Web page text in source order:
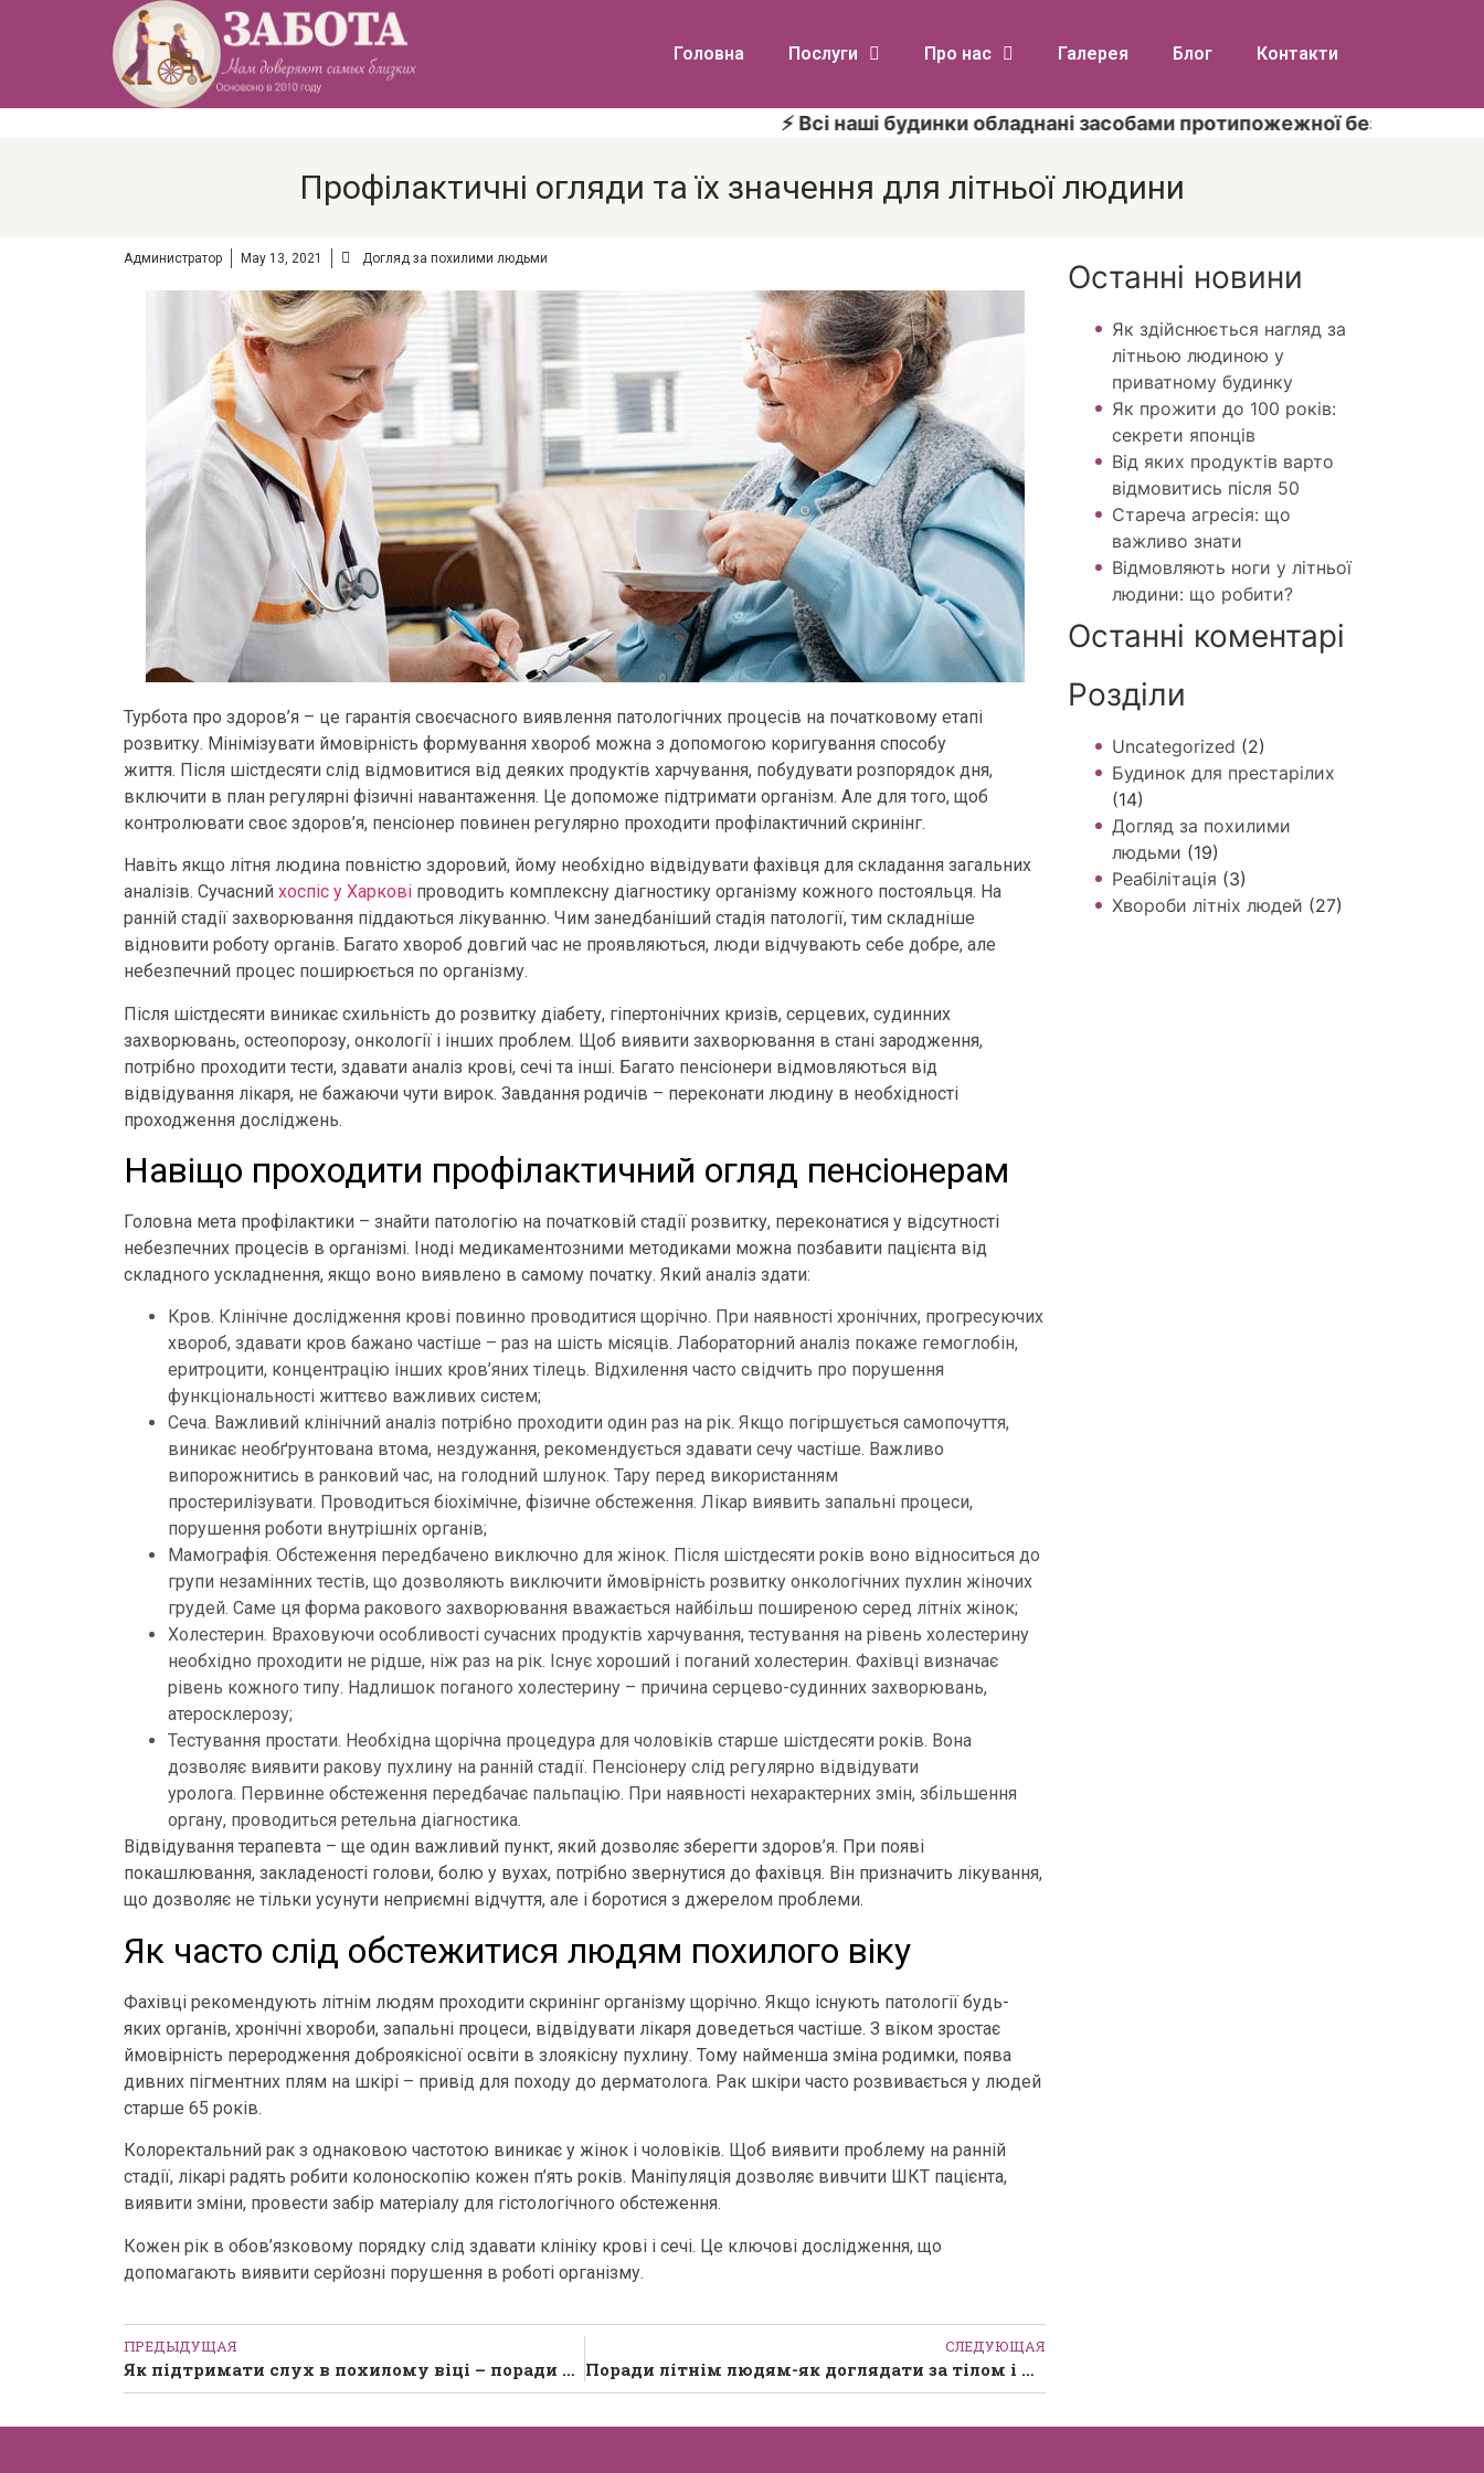
Головна Послуги Про нас Галерея Блог Контакти
⚡ Всі наші будинки обладнані засобами протипожежної безпеки згідно з
Профілактичні огляди та їх значення для літньої людини
Администратор May 13, 2021 Догляд за похилими людьми
Турбота про здоров’я – це гарантія своєчасного виявлення патологічних процесів на початковому етапі
розвитку. Мінімізувати ймовірність формування хвороб можна з допомогою коригування способу
життя. Після шістдесяти слід відмовитися від деяких продуктів харчування, побудувати розпорядок дня,
включити в план регулярні фізичні навантаження. Це допоможе підтримати організм. Але для того, щоб
контролювати своє здоров’я, пенсіонер повинен регулярно проходити профілактичний скринінг.
Навіть якщо літня людина повністю здоровий, йому необхідно відвідувати фахівця для складання загальних
аналізів. Сучасний хоспіс у Харкові проводить комплексну діагностику організму кожного постояльця. На
ранній стадії захворювання піддаються лікуванню. Чим занедбаніший стадія патології, тим складніше
відновити роботу органів. Багато хвороб довгий час не проявляються, люди відчувають себе добре, але
небезпечний процес поширюється по організму.
Після шістдесяти виникає схильність до розвитку діабету, гіпертонічних кризів, серцевих, судинних
захворювань, остеопорозу, онкології і інших проблем. Щоб виявити захворювання в стані зародження,
потрібно проходити тести, здавати аналіз крові, сечі та інші. Багато пенсіонери відмовляються від
відвідування лікаря, не бажаючи чути вирок. Завдання родичів – переконати людину в необхідності
проходження досліджень.
Навіщо проходити профілактичний огляд пенсіонерам
Головна мета профілактики – знайти патологію на початковій стадії розвитку, переконатися у відсутності
небезпечних процесів в організмі. Іноді медикаментозними методиками можна позбавити пацієнта від
складного ускладнення, якщо воно виявлено в самому початку. Який аналіз здати:
Кров. Клінічне дослідження крові повинно проводитися щорічно. При наявності хронічних, прогресуючих
хвороб, здавати кров бажано частіше – раз на шість місяців. Лабораторний аналіз покаже гемоглобін,
еритроцити, концентрацію інших кров’яних тілець. Відхилення часто свідчить про порушення
функціональності життєво важливих систем;
Сеча. Важливий клінічний аналіз потрібно проходити один раз на рік. Якщо погіршується самопочуття,
виникає необґрунтована втома, нездужання, рекомендується здавати сечу частіше. Важливо
випорожнитись в ранковий час, на голодний шлунок. Тару перед використанням
простерилізувати. Проводиться біохімічне, фізичне обстеження. Лікар виявить запальні процеси,
порушення роботи внутрішніх органів;
Мамографія. Обстеження передбачено виключно для жінок. Після шістдесяти років воно відноситься до
групи незамінних тестів, що дозволяють виключити ймовірність розвитку онкологічних пухлин жіночих
грудей. Саме ця форма ракового захворювання вважається найбільш поширеною серед літніх жінок;
Холестерин. Враховуючи особливості сучасних продуктів харчування, тестування на рівень холестерину
необхідно проходити не рідше, ніж раз на рік. Існує хороший і поганий холестерин. Фахівці визначає
рівень кожного типу. Надлишок поганого холестерину – причина серцево-судинних захворювань,
атеросклерозу;
Тестування простати. Необхідна щорічна процедура для чоловіків старше шістдесяти років. Вона
дозволяє виявити ракову пухлину на ранній стадії. Пенсіонеру слід регулярно відвідувати
уролога. Первинне обстеження передбачає пальпацію. При наявності нехарактерних змін, збільшення
органу, проводиться ретельна діагностика.
Відвідування терапевта – ще один важливий пункт, який дозволяє зберегти здоров’я. При появі
покашлювання, закладеності голови, болю у вухах, потрібно звернутися до фахівця. Він призначить лікування,
що дозволяє не тільки усунути неприємні відчуття, але і боротися з джерелом проблеми.
Як часто слід обстежитися людям похилого віку
Фахівці рекомендують літнім людям проходити скринінг організму щорічно. Якщо існують патології будь-
яких органів, хронічні хвороби, запальні процеси, відвідувати лікаря доведеться частіше. З віком зростає
ймовірність переродження доброякісної освіти в злоякісну пухлину. Тому найменша зміна родимки, поява
дивних пігментних плям на шкірі – привід для походу до дерматолога. Рак шкіри часто розвивається у людей
старше 65 років.
Колоректальний рак з однаковою частотою виникає у жінок і чоловіків. Щоб виявити проблему на ранній
стадії, лікарі радять робити колоноскопію кожен п’ять років. Маніпуляція дозволяє вивчити ШКТ пацієнта,
виявити зміни, провести забір матеріалу для гістологічного обстеження.
Кожен рік в обов’язковому порядку слід здавати клініку крові і сечі. Це ключові дослідження, що
допомагають виявити серйозні порушення в роботі організму.
ПРЕДЫДУЩАЯ
Як підтримати слух в похилому віці – поради фахівців
СЛЕДУЮЩАЯ
Поради літнім людям-як доглядати за тілом і підтримувати здоров’я
Останні новини
Як здійснюється нагляд за
літньою людиною у
приватному будинку
Як прожити до 100 років:
секрети японців
Від яких продуктів варто
відмовитись після 50
Стареча агресія: що
важливо знати
Відмовляють ноги у літньої
людини: що робити?
Останні коментарі
Розділи
Uncategorized (2)
Будинок для престарілих
(14)
Догляд за похилими
людьми (19)
Реабілітація (3)
Хвороби літніх людей (27)